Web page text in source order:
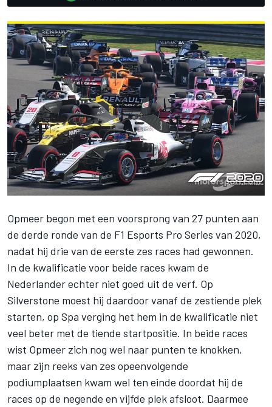
Opmeer begon met een voorsprong van 27 punten aan
de derde ronde van de F1 Esports Pro Series van 2020,
nadat hij drie van de eerste zes races had gewonnen.
In de kwalificatie voor beide races kwam de
Nederlander echter niet goed uit de verf. Op
Silverstone moest hij daardoor vanaf de zestiende plek
starten, op Spa verging het hem in de kwalificatie niet
veel beter met de tiende startpositie. In beide races
wist Opmeer zich nog wel naar punten te knokken,
maar zijn reeks van zes opeenvolgende
podiumplaatsen kwam wel ten einde doordat hij de
races op de negende en vijfde plek afsloot. Daarmee